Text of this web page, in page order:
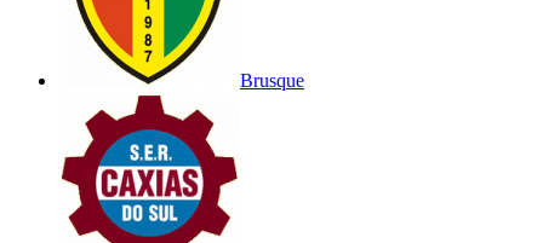
Brusque